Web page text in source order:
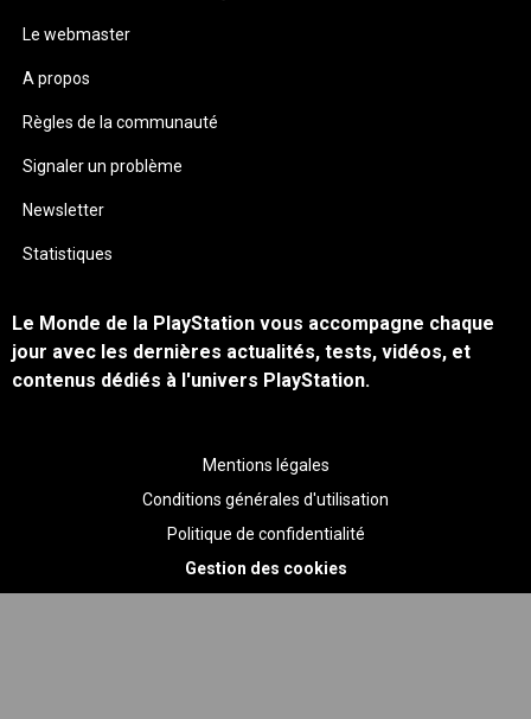
Le webmaster
A propos
Règles de la communauté
Signaler un problème
Newsletter
Statistiques
Le Monde de la PlayStation vous accompagne chaque
jour avec les dernières actualités, tests, vidéos, et
contenus dédiés à l'univers PlayStation.
Mentions légales
Conditions générales d'utilisation
Politique de confidentialité
Gestion des cookies